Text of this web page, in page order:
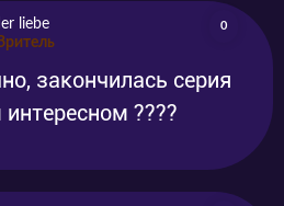
liebe
0
закончилась серия
????